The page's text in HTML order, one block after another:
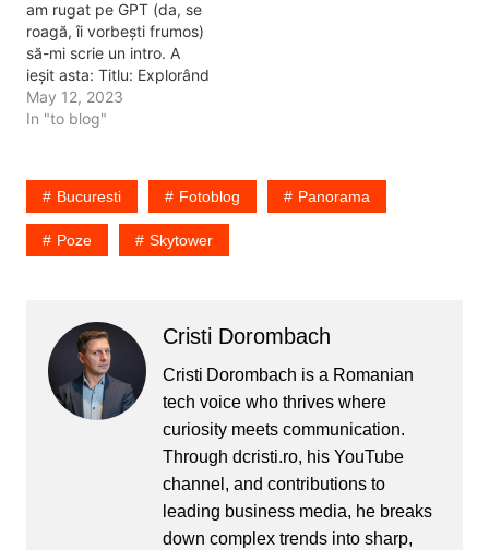
am rugat pe GPT (da, se
roagă, îi vorbești frumos)
să-mi scrie un intro. A
ieșit asta: Titlu: Explorând
viziuni și tendințe digitale
la Digital Marketing Forum
digitală, Digital Marketing
Forum a devenit un
eveniment emblematic
pentru profesioniștii…
May 12, 2023
In "to blog"
Bucuresti Fotoblog Panorama
Poze Skytower
Cristi Dorombach
Cristi Dorombach is a Romanian
tech voice who thrives where
curiosity meets communication.
Through dcristi.ro, his YouTube
channel, and contributions to
leading business media, he breaks
down complex trends into sharp,